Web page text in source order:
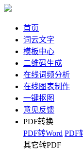
首页
词云文字
模板中心
二维码生成
在线词频分析
在线图表制作
一键抠图
意见反馈
PDF转换
PDF转Word PDF
其它转PDF